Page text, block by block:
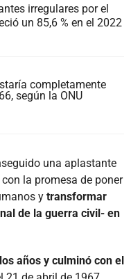
irregulares por el
un 85,6 % en el 2022
completamente
según la ONU
una aplastante
la promesa de poner
y transformar
de la guerra civil- en
años y culminó con el